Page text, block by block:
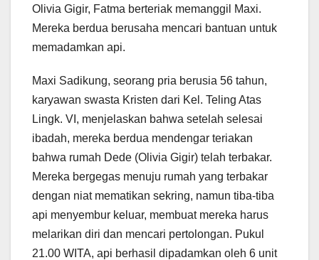
Olivia Gigir, Fatma berteriak memanggil Maxi.
Mereka berdua berusaha mencari bantuan untuk
memadamkan api.
Maxi Sadikung, seorang pria berusia 56 tahun,
karyawan swasta Kristen dari Kel. Teling Atas
Lingk. VI, menjelaskan bahwa setelah selesai
ibadah, mereka berdua mendengar teriakan
bahwa rumah Dede (Olivia Gigir) telah terbakar.
Mereka bergegas menuju rumah yang terbakar
dengan niat mematikan sekring, namun tiba-tiba
api menyembur keluar, membuat mereka harus
melarikan diri dan mencari pertolongan. Pukul
21.00 WITA, api berhasil dipadamkan oleh 6 unit